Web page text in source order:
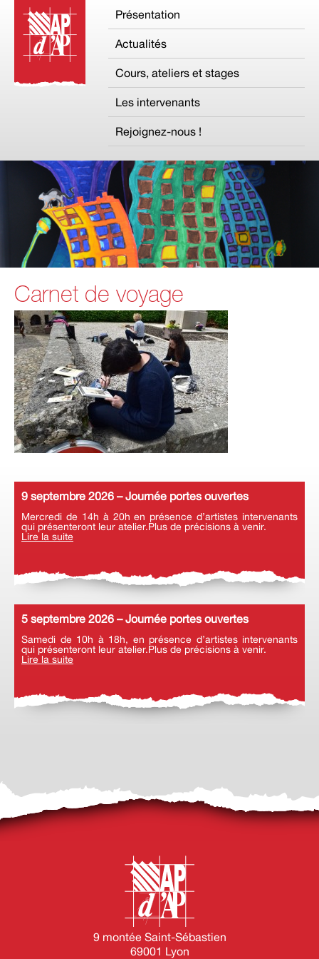
Présentation
Actualités
Cours, ateliers et stages
Les intervenants
Rejoignez-nous !
Carnet de voyage
9 septembre 2026 – Journée portes ouvertes
Mercredi de 14h à 20h en présence d’artistes intervenants
qui présenteront leur atelier.Plus de précisions à venir.
Lire la suite
5 septembre 2026 – Journée portes ouvertes
Samedi de 10h à 18h, en présence d’artistes intervenants
qui présenteront leur atelier.Plus de précisions à venir.
Lire la suite
9 montée Saint-Sébastien
69001 Lyon